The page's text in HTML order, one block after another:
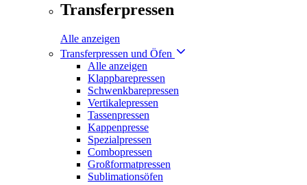
Transferpressen
Alle anzeigen
Transferpressen und Öfen
Alle anzeigen
Klappbarepressen
Schwenkbarepressen
Vertikalepressen
Tassenpressen
Kappenpresse
Spezialpressen
Combopressen
Großformatpressen
Sublimationsöfen